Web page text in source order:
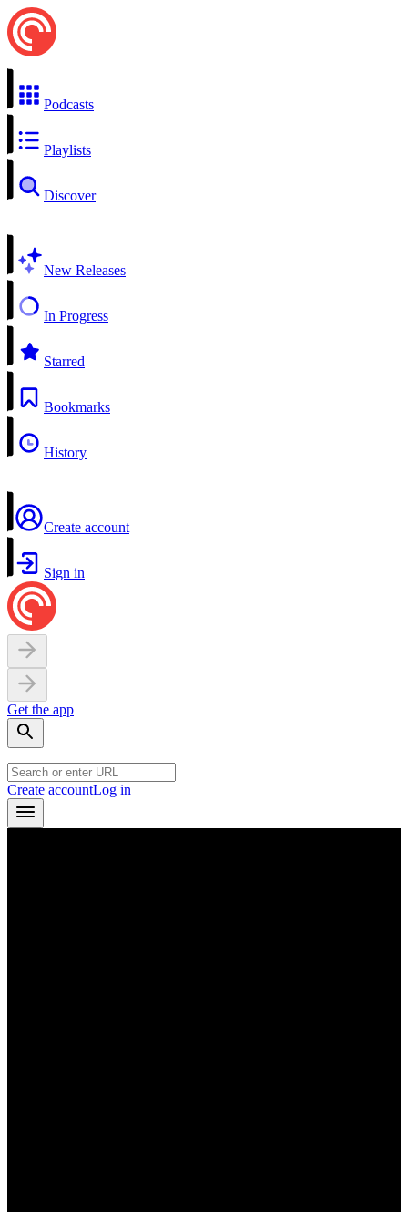
Podcasts
Playlists
Discover
New Releases
In Progress
Starred
Bookmarks
History
Create account
Sign in
Get the app
Create accountLog in